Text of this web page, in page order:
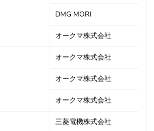
DMG MORI
オークマ株式会社
オークマ株式会社
オークマ株式会社
オークマ株式会社
三菱電機株式会社